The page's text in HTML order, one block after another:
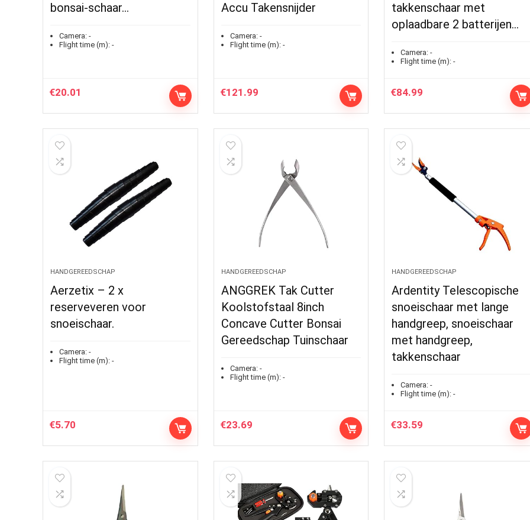
bonsai-schaar…
Camera: -
Flight time (m): -
€20.01
Accu Takensnijder
Camera:-
Flight time (m):-
€121.99
takkenschaar met
oplaadbare 2 batterijen…
Camera: -
Flight time (m): -
€84.99
HANDGEREEDSCHAP
Aerzetix – 2 x
reserveveren voor
snoeischaar.
Camera: -
Flight time (m): -
€5.70
HANDGEREEDSCHAP
ANGGREK Tak Cutter
Koolstofstaal 8inch
Concave Cutter Bonsai
Gereedschap Tuinschaar
Camera:-
Flight time (m):-
€23.69
HANDGEREEDSCHAP
Ardentity Telescopische
snoeischaar met lange
handgreep, snoeischaar
met handgreep,
takkenschaar
Camera: -
Flight time (m): -
€33.59